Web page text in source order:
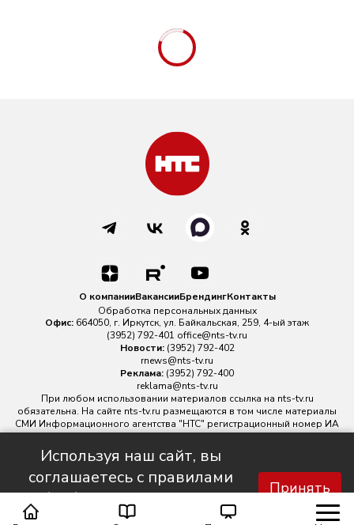
Используя наш сайт, вы
соглашаетесь с правилами
обработки персональных
данных.
Принять
О компанииВакансииБрендингКонтакты
Обработка персональных данных
Офис: 664050, г. Иркутск, ул. Байкальская, 259, 4-ый этаж
(3952) 792-401 office@nts-tv.ru
Новости: (3952) 792-402
rnews@nts-tv.ru
Реклама: (3952) 792-400
reklama@nts-tv.ru
При любом использовании материалов ссылка на nts-tv.ru
обязательна. На сайте nts-tv.ru размещаются в том числе материалы
СМИ Информационного агентства "НТС" регистрационный номер ИА
№ ФС 77 - 88763 зарегистрировано Федеральной службой по
надзору в сфере связи, информационных технологий и массовых
коммуникаций.
Главный редактор ИА "НТС" Иштулкин Евгений Александрович16+